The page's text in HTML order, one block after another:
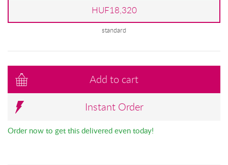
HUF18,320
standard
Add to cart
Instant Order
Order now to get this delivered even today!